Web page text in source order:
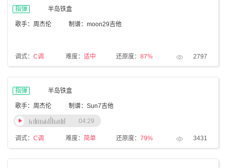
指弹 半岛铁盒
歌手：周杰伦 制谱：moon29吉他
调式： C调 难度： 适中 还原度： 87% 2797
指弹 半岛铁盒
歌手：周杰伦 制谱：Sun7吉他
调式： C调 难度： 简单 还原度： 79% 3431
04:29